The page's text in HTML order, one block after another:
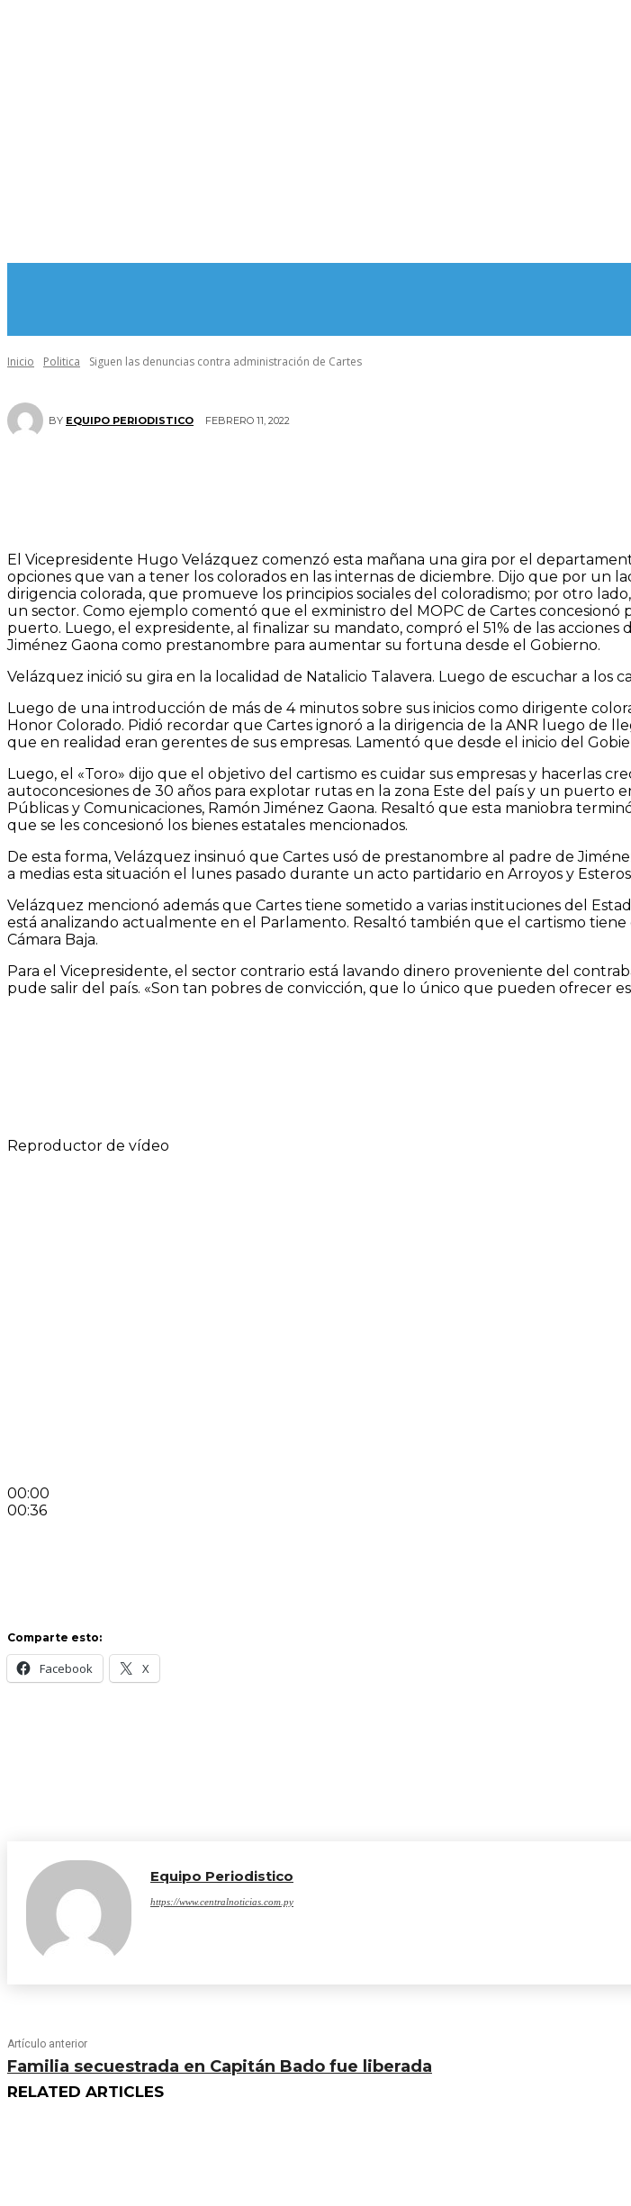
Inicio Politica Siguen las denuncias contra administración de Cartes
BY EQUIPO PERIODISTICO FEBRERO 11, 2022
El Vicepresidente Hugo Velázquez comenzó esta mañana una gira por el
opciones que van a tener los colorados en las internas de diciembre. Dijo que por un
dirigencia colorada, que promueve los principios sociales del coloradismo; por otro
un sector. Como ejemplo comentó que el exministro del MOPC de Cartes
puerto. Luego, el expresidente, al finalizar su mandato, compró el 51% de las acciones
Jiménez Gaona como prestanombre para aumentar su fortuna desde el Gobierno.
Velázquez inició su gira en la localidad de Natalicio Talavera. Luego de escuchar a
Luego de una introducción de más de 4 minutos sobre sus inicios como dirigente
Honor Colorado. Pidió recordar que Cartes ignoró a la dirigencia de la ANR luego de
que en realidad eran gerentes de sus empresas. Lamentó que desde el inicio del
Luego, el «Toro» dijo que el objetivo del cartismo es cuidar sus empresas y hacerlas
autoconcesiones de 30 años para explotar rutas en la zona Este del país y un puerto
Públicas y Comunicaciones, Ramón Jiménez Gaona. Resaltó que esta maniobra
que se les concesionó los bienes estatales mencionados.
De esta forma, Velázquez insinuó que Cartes usó de prestanombre al padre de
a medias esta situación el lunes pasado durante un acto partidario en Arroyos y
Velázquez mencionó además que Cartes tiene sometido a varias instituciones del
está analizando actualmente en el Parlamento. Resaltó también que el cartismo
Cámara Baja.
Para el Vicepresidente, el sector contrario está lavando dinero proveniente del
pude salir del país. «Son tan pobres de convicción, que lo único que pueden ofrecer
Reproductor de vídeo
00:00
00:36
Comparte esto:
Facebook X
Equipo Periodistico
https://www.centralnoticias.com.py
Artículo anterior
Familia secuestrada en Capitán Bado fue liberada
RELATED ARTICLES